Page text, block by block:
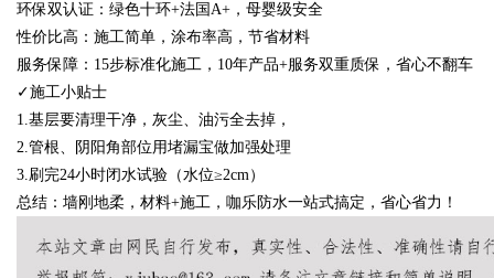
环保双认证：绿色十环+法国 A+ ，母婴级安全
性价比高：施工简单，涂布率高，节省材料
服务保障： 15步标准化施工， 10年产品+服务双重质保，省心不翻车
✓施工小贴士
1.基层要清理干净，灰尘、油污全去掉，
2.管根、阴阳角部位用堵漏宝做加强处理
3.刷完24小时闭水试验（水位≥2cm）
总结：墙刚地柔，材料+施工，咖乐防水一站式搞定，省心省力！